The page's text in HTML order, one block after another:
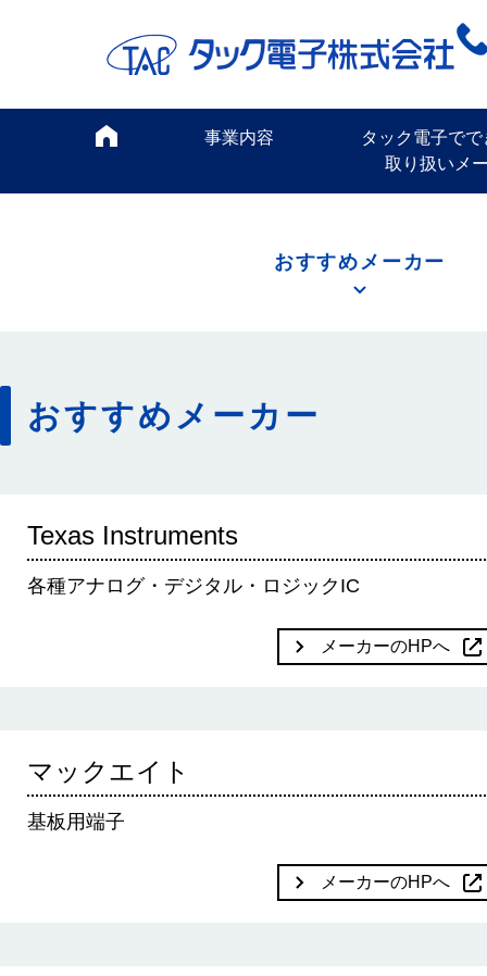
事業内容
タック電子で
取り扱いメ
おすすめメーカー
おすすめメーカー
Texas Instruments
各種アナログ・デジタル・ロジックIC
メーカーのHPへ
マックエイト
基板用端子
メーカーのHPへ